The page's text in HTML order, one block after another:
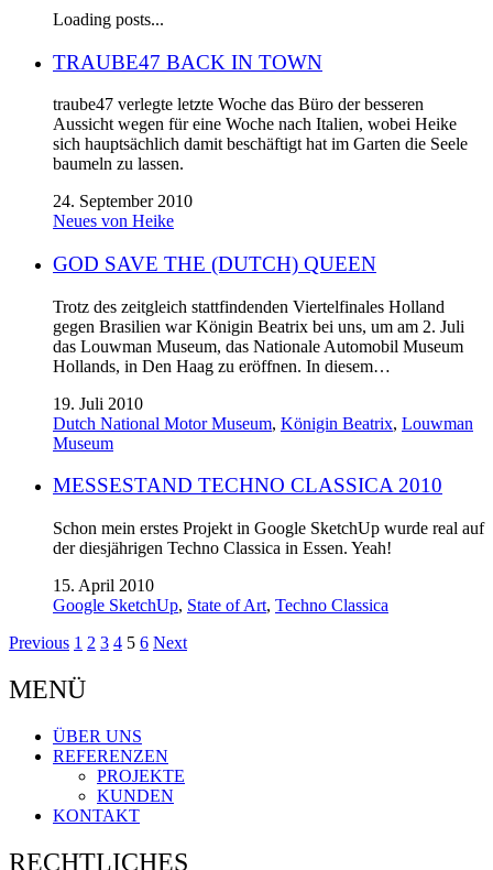
Loading posts...
TRAUBE47 BACK IN TOWN
traube47 verlegte letzte Woche das Büro der besseren
Aussicht wegen für eine Woche nach Italien, wobei Heike
sich hauptsächlich damit beschäftigt hat im Garten die Seele
baumeln zu lassen.
24. September 2010
Neues von Heike
GOD SAVE THE (DUTCH) QUEEN
Trotz des zeitgleich stattfindenden Viertelfinales Holland
gegen Brasilien war Königin Beatrix bei uns, um am 2. Juli
das Louwman Museum, das Nationale Automobil Museum
Hollands, in Den Haag zu eröffnen. In diesem…
19. Juli 2010
Dutch National Motor Museum, Königin Beatrix, Louwman
Museum
MESSESTAND TECHNO CLASSICA 2010
Schon mein erstes Projekt in Google SketchUp wurde real auf
der diesjährigen Techno Classica in Essen. Yeah!
15. April 2010
Google SketchUp, State of Art, Techno Classica
Previous 1 2 3 4 5 6 Next
MENÜ
ÜBER UNS
REFERENZEN
PROJEKTE
KUNDEN
KONTAKT
RECHTLICHES